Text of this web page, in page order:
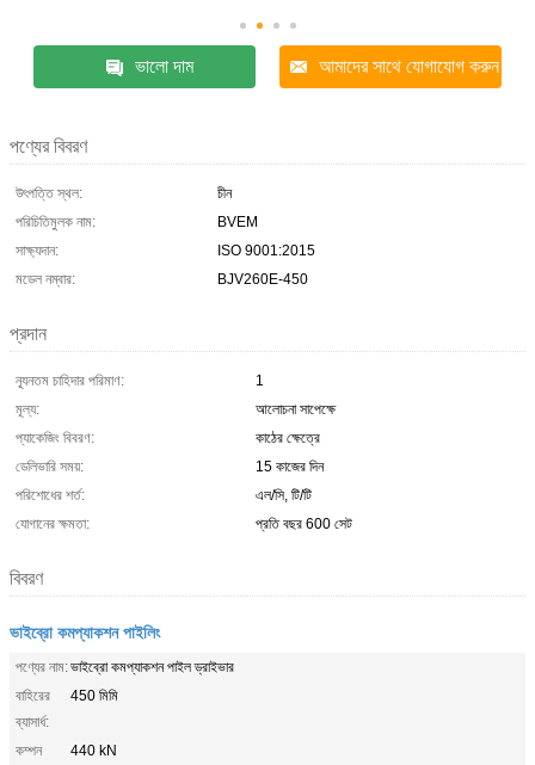
ভালো দাম আমাদের সাথে যোগাযোগ করুন
পণ্যের বিবরণ
উৎপত্তি স্থল:
চীন
পরিচিতিমুলক নাম:
BVEM
সাক্ষ্যদান:
ISO 9001:2015
মডেল নম্বার:
BJV260E-450
প্রদান
ন্যূনতম চাহিদার পরিমাণ:
1
মূল্য:
আলোচনা সাপেক্ষে
প্যাকেজিং বিবরণ:
কাঠের ক্ষেত্রে
ডেলিভারি সময়:
15 কাজের দিন
পরিশোধের শর্ত:
এল/সি, টি/টি
যোগানের ক্ষমতা:
প্রতি বছর 600 সেট
বিবরণ
ভাইব্রো কমপ্যাকশন পাইলিং
পণ্যের নাম:ভাইব্রো কমপ্যাকশন পাইল ড্রাইভার
বাহিরের
ব্যাসার্ধ:
450 মিমি
কম্পন
440 kN